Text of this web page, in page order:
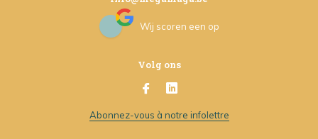
Wij scoren een op
Volg ons
Abonnez-vous à notre infolettre